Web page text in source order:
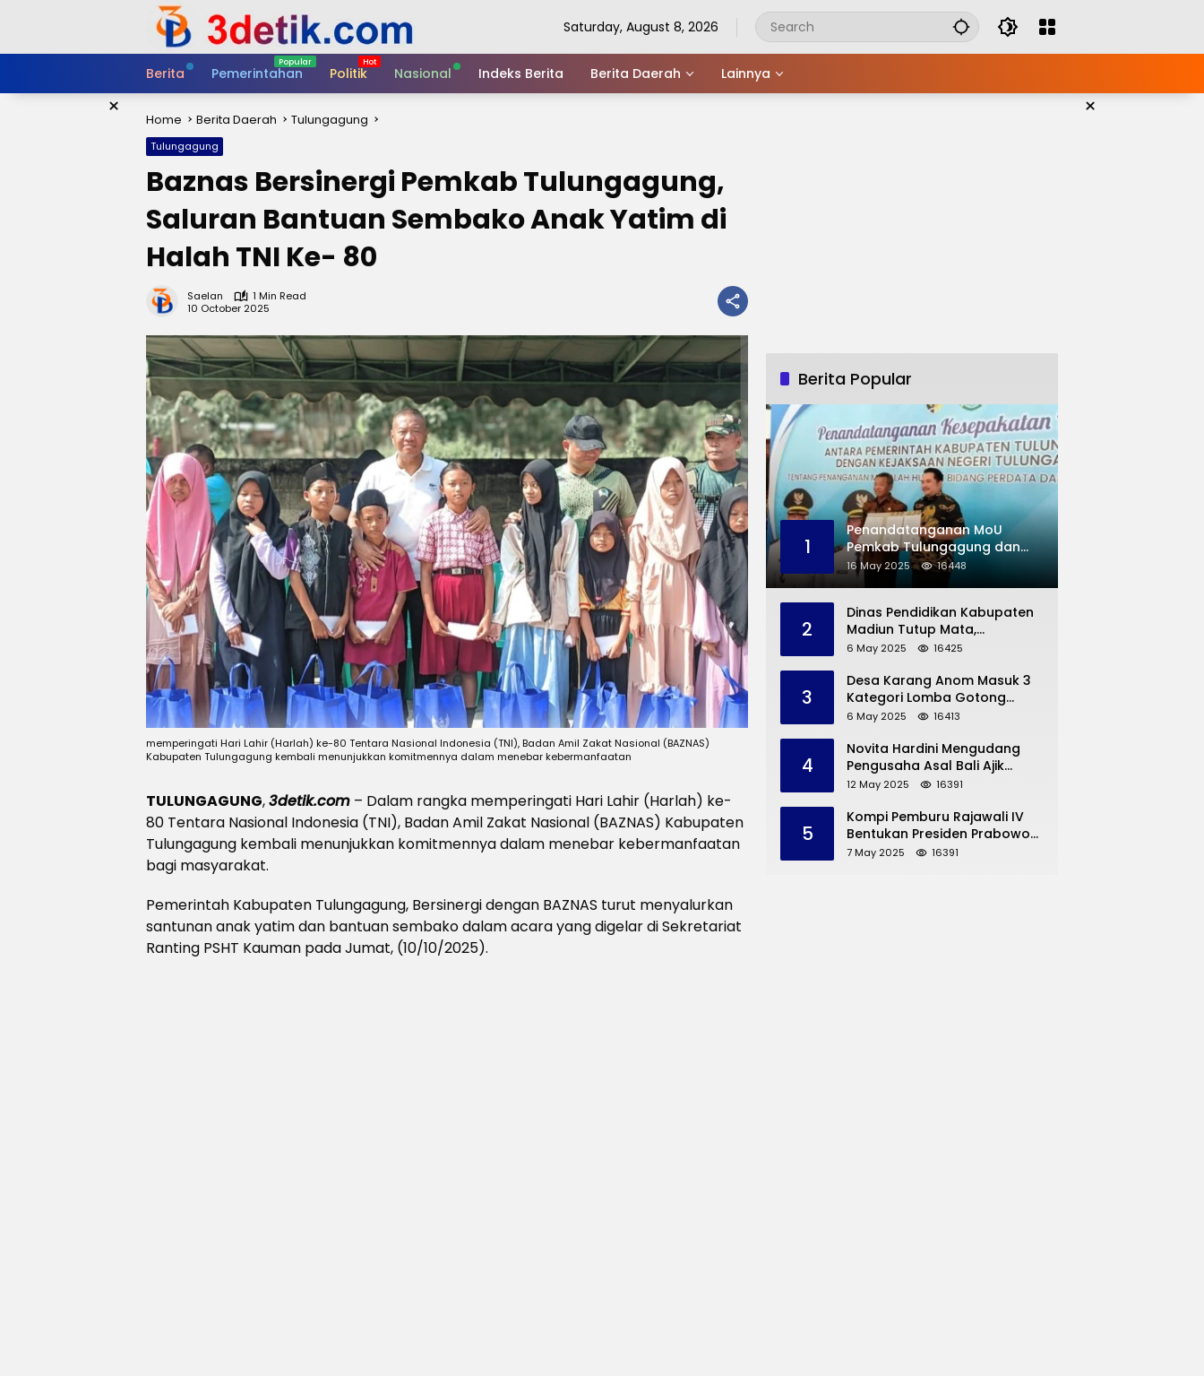
Saturday, August 8, 2026
Berita Pemerintahan Politik Nasional Indeks Berita Berita Daerah Lainnya
× ×
Home Berita Daerah Tulungagung
Tulungagung
Baznas Bersinergi Pemkab Tulungagung,
Saluran Bantuan Sembako Anak Yatim di
Halah TNI Ke- 80
Saelan
1 Min Read
10 October 2025
memperingati Hari Lahir (Harlah) ke-80 Tentara Nasional Indonesia (TNI), Badan Amil Zakat Nasional (BAZNAS)
Kabupaten Tulungagung kembali menunjukkan komitmennya dalam menebar kebermanfaatan
TULUNGAGUNG,3detik.com – Dalam rangka memperingati Hari Lahir (Harlah) ke-
80 Tentara Nasional Indonesia (TNI), Badan Amil Zakat Nasional (BAZNAS) Kabupaten
Tulungagung kembali menunjukkan komitmennya dalam menebar kebermanfaatan
bagi masyarakat.
Pemerintah Kabupaten Tulungagung, Bersinergi dengan BAZNAS turut menyalurkan
santunan anak yatim dan bantuan sembako dalam acara yang digelar di Sekretariat
Ranting PSHT Kauman pada Jumat, (10/10/2025).
Berita Popular
1
Penandatanganan MoU
Pemkab Tulungagung dan
Kejaksaan Negeri
16 May 2025 16448
2
Dinas Pendidikan Kabupaten
Madiun Tutup Mata,
Bangunan SD Roboh Kades
Dana Pribadi
6 May 2025 16425
3
Desa Karang Anom Masuk 3
Kategori Lomba Gotong
Royong Provinsi Jatim, Ini
Trenggalek
6 May 2025 16413
4
Novita Hardini Mengudang
Pengusaha Asal Bali Ajik
Krisna, Berbagi Ilmu
dan UMKM Trenggalek
12 May 2025 16391
5
Kompi Pemburu Rajawali IV
Bentukan Presiden Prabowo
Reuni
7 May 2025 16391